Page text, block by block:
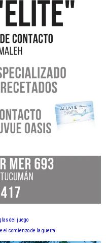
del juego
el comienzo de la guerra